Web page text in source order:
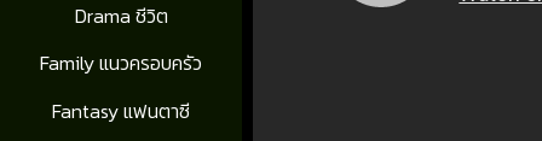
Drama ชีวิต
Family แนวครอบครัว
Fantasy แฟนตาซี